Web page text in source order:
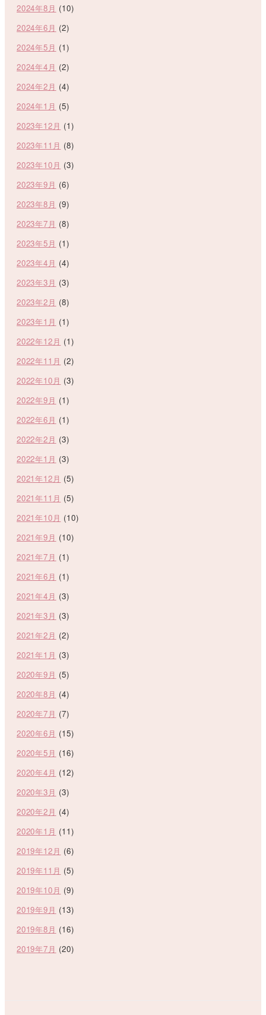
2024年8月 (10)
2024年6月 (2)
2024年5月 (1)
2024年4月 (2)
2024年2月 (4)
2024年1月 (5)
2023年12月 (1)
2023年11月 (8)
2023年10月 (3)
2023年9月 (6)
2023年8月 (9)
2023年7月 (8)
2023年5月 (1)
2023年4月 (4)
2023年3月 (3)
2023年2月 (8)
2023年1月 (1)
2022年12月 (1)
2022年11月 (2)
2022年10月 (3)
2022年9月 (1)
2022年6月 (1)
2022年2月 (3)
2022年1月 (3)
2021年12月 (5)
2021年11月 (5)
2021年10月 (10)
2021年9月 (10)
2021年7月 (1)
2021年6月 (1)
2021年4月 (3)
2021年3月 (3)
2021年2月 (2)
2021年1月 (3)
2020年9月 (5)
2020年8月 (4)
2020年7月 (7)
2020年6月 (15)
2020年5月 (16)
2020年4月 (12)
2020年3月 (3)
2020年2月 (4)
2020年1月 (11)
2019年12月 (6)
2019年11月 (5)
2019年10月 (9)
2019年9月 (13)
2019年8月 (16)
2019年7月 (20)